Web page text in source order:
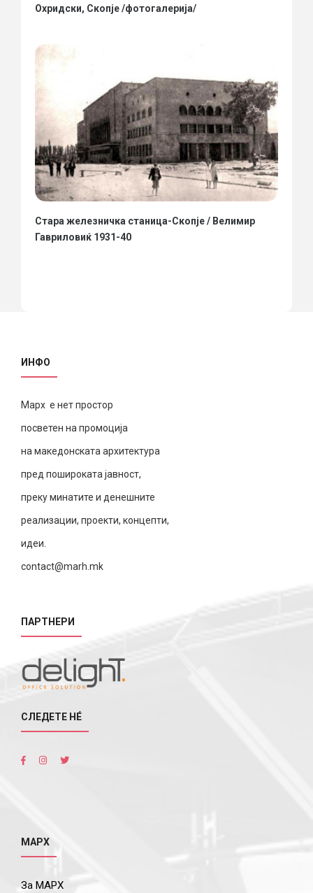
Охридски, Скопје /фотогалерија/
Стара железничка станица-Скопје / Велимир
Гавриловиќ 1931-40
ИНФО
Марх е нет простор
посветен на промоција
на македонската архитектура
пред пошироката јавност,
преку минатите и денешните
реализации, проекти, концепти,
идеи.
contact@marh.mk
ПАРТНЕРИ
СЛЕДЕТЕ НÉ
МАРХ
За МАРХ